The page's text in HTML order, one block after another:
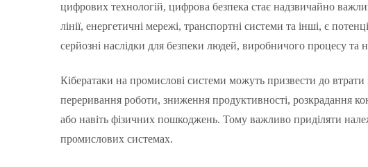
цифрових технологій, цифрова безпека стає надзвичайно
лінії, енергетичні мережі, транспортні системи та інші, є
серйозні наслідки для безпеки людей, виробничого процесу та
Кібератаки на промислові системи можуть призвести до
переривання роботи, зниження продуктивності, розкрадання
або навіть фізичних пошкоджень. Тому важливо приділяти
промислових системах.